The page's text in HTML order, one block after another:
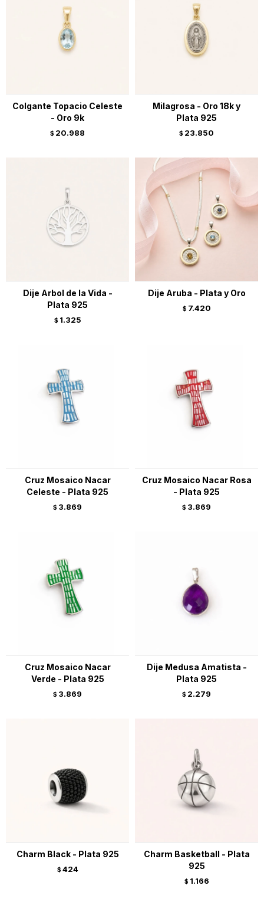
Colgante Topacio Celeste
- Oro 9k
$ 20.988
Milagrosa - Oro 18k y
Plata 925
$ 23.850
Dije Arbol de la Vida -
Plata 925
$ 1.325
Dije Aruba - Plata y Oro
$ 7.420
Cruz Mosaico Nacar
Celeste - Plata 925
$ 3.869
Cruz Mosaico Nacar Rosa
- Plata 925
$ 3.869
Cruz Mosaico Nacar
Verde - Plata 925
$ 3.869
Dije Medusa Amatista -
Plata 925
$ 2.279
Charm Black - Plata 925
$ 424
Charm Basketball - Plata
925
$ 1.166